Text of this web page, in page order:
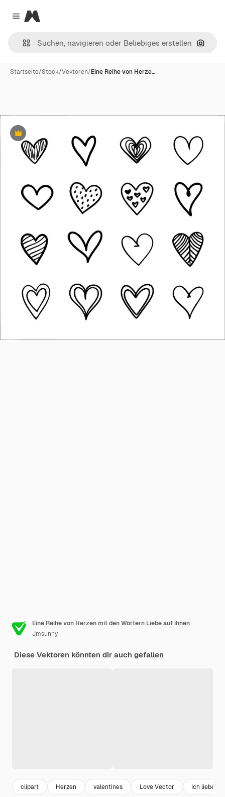
Close menu
Magnific
Nach
Startseite/Stock/Vektoren/Eine Reihe von Herze…
Premium
Eine Reihe von Herzen mit den Wörtern Liebe auf ihnen
Jmsunny
Diese Vektoren könnten dir auch gefallen
clipart Herzen valentines Love Vector Ich liebe